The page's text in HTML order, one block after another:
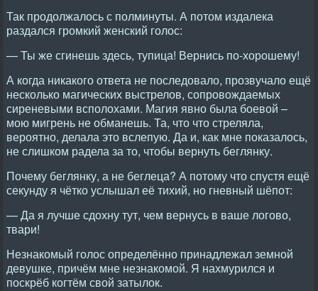
Так продолжалось с полминуты. А потом издалека
раздался громкий женский голос:
— Ты же сгинешь здесь, тупица! Вернись по-хорошему!
А когда никакого ответа не последовало, прозвучало ещё
несколько магических выстрелов, сопровождаемых
сиреневыми всполохами. Магия явно была боевой –
мою мигрень не обманешь. Та, что что стреляла,
вероятно, делала это вслепую. Да и, как мне показалось,
не слишком радела за то, чтобы вернуть беглянку.
Почему беглянку, а не беглеца? А потому что спустя ещё
секунду я чётко услышал её тихий, но гневный шёпот:
— Да я лучше сдохну тут, чем вернусь в ваше логово,
твари!
Незнакомый голос определённо принадлежал земной
девушке, причём мне незнакомой. Я нахмурился и
поскрёб когтём свой затылок.